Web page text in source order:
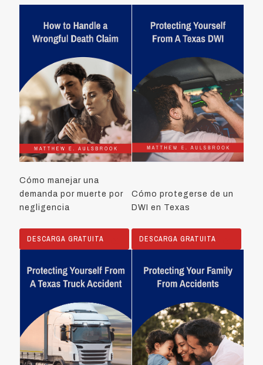
Cómo manejar una
demanda por muerte por
negligencia
DESCARGA GRATUITA
Cómo protegerse de un
DWI en Texas
DESCARGA GRATUITA